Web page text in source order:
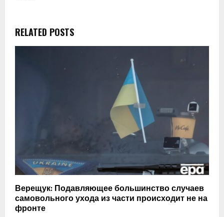
RELATED POSTS
Верещук: Подавляющее большинство случаев
самовольного ухода из части происходит не на
фронте